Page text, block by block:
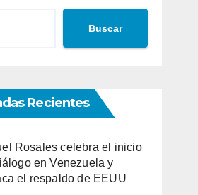
Buscar
Recientes
Rosales celebra el inicio
en Venezuela y
el respaldo de EEUU